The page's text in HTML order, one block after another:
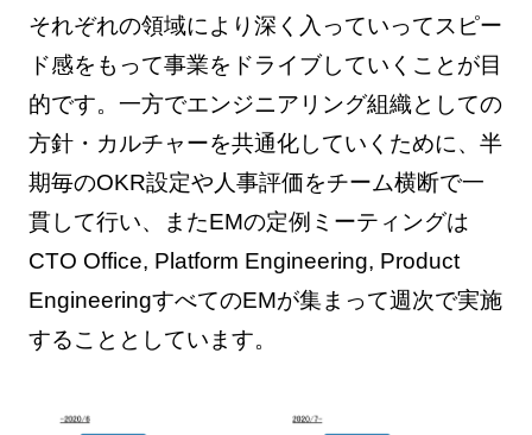
それぞれの領域により深く入っていってスピー
ド感をもって事業をドライブしていくことが目
的です。一方でエンジニアリング組織としての
方針・カルチャーを共通化していくために、半
期毎のOKR設定や人事評価をチーム横断で一
貫して行い、またEMの定例ミーティングは
CTO Office, Platform Engineering, Product
EngineeringすべてのEMが集まって週次で実施
することとしています。